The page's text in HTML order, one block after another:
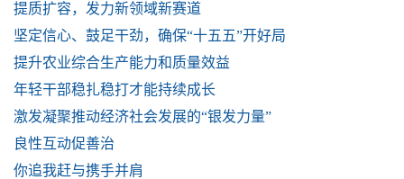
提质扩容，发力新领域新赛道
坚定信心、鼓足干劲，确保“十五五”开好局
提升农业综合生产能力和质量效益
年轻干部稳扎稳打才能持续成长
激发凝聚推动经济社会发展的“银发力量”
良性互动促善治
你追我赶与携手并肩